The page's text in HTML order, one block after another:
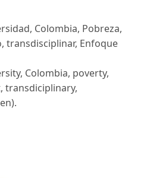
Colombia, Pobreza,
transdisciplinar, Enfoque
Colombia, poverty,
transdiciplinary,